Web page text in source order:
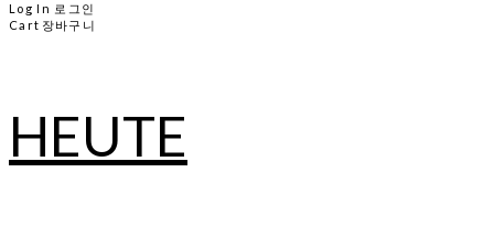
Log In 로그인
Cart 장바구니
HEUTE